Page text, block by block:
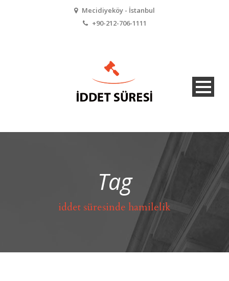
Mecidiyeköy - İstanbul
+90-212-706-1111
Tag
iddet süresinde hamilelik